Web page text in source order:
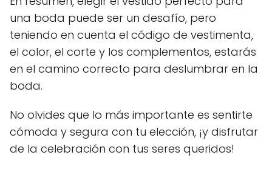
una boda puede ser un desafío, pero
teniendo en cuenta el código de vestimenta,
el color, el corte y los complementos, estarás
en el camino correcto para deslumbrar en la
boda.
No olvides que lo más importante es sentirte
cómoda y segura con tu elección, ¡y disfrutar
de la celebración con tus seres queridos!